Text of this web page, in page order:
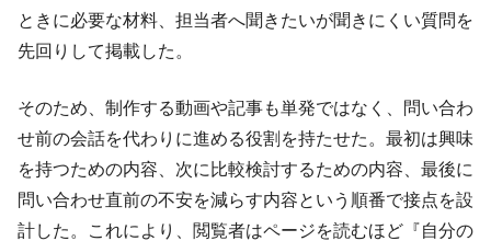
ときに必要な材料、担当者へ聞きたいが聞きにくい質問を
先回りして掲載した。
そのため、制作する動画や記事も単発ではなく、問い合わ
せ前の会話を代わりに進める役割を持たせた。最初は興味
を持つための内容、次に比較検討するための内容、最後に
問い合わせ直前の不安を減らす内容という順番で接点を設
計した。これにより、閲覧者はページを読むほど『自分の